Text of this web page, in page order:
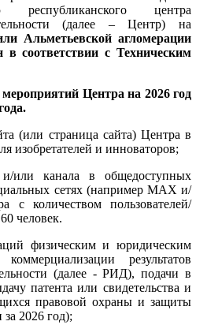
республиканского центра
(далее – Центр) на
Альметьевской агломерации
в соответствии с Техническим
Центра на 2026 год
(или страница сайта) Центра в
изобретателей и инноваторов;
или канала в общедоступных
сетях (например MАХ и/
с количеством пользователей/
человек.
физическим и юридическим
результатов
(далее - РИД), подачи в
патента или свидетельства и
правовой охраны и защиты
2026 год);